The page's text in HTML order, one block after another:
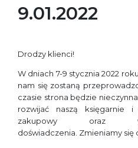
9.01.2022
Drodzy klienci!
W dniach 7-9 stycznia 2022
nam się zostaną
czasie strona będzie
rozwijać naszą księgarnie i
zakupowy oraz
doświadczenia. Zmieniamy się